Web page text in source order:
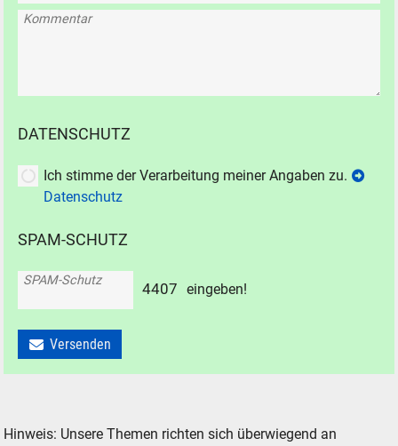
Kommentar
DATENSCHUTZ
Ich stimme der Verarbeitung meiner Angaben zu.
Datenschutz
SPAM-SCHUTZ
SPAM-Schutz 4407 eingeben!
Versenden
Hinweis: Unsere Themen richten sich überwiegend an